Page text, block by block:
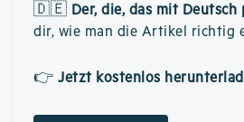
🇩🇪 Der, die, das mit Deutsch
dir, wie man die Artikel richtig
👉 Jetzt kostenlos